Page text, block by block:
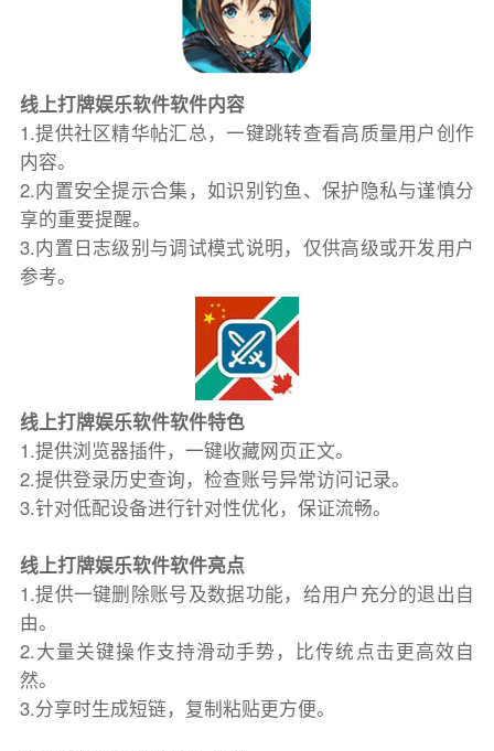
线上打牌娱乐软件软件内容
1.提供社区精华帖汇总，一键跳转查看高质量用户创作
内容。
2.内置安全提示合集，如识别钓鱼、保护隐私与谨慎分
享的重要提醒。
3.内置日志级别与调试模式说明，仅供高级或开发用户
参考。
线上打牌娱乐软件软件特色
1.提供浏览器插件，一键收藏网页正文。
2.提供登录历史查询，检查账号异常访问记录。
3.针对低配设备进行针对性优化，保证流畅。
线上打牌娱乐软件软件亮点
1.提供一键删除账号及数据功能，给用户充分的退出自
由。
2.大量关键操作支持滑动手势，比传统点击更高效自
然。
3.分享时生成短链，复制粘贴更方便。